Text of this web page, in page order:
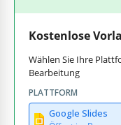
Kostenlose
Wählen Sie Ihre
Bearbeitung
PLATTFORM
Google Slides